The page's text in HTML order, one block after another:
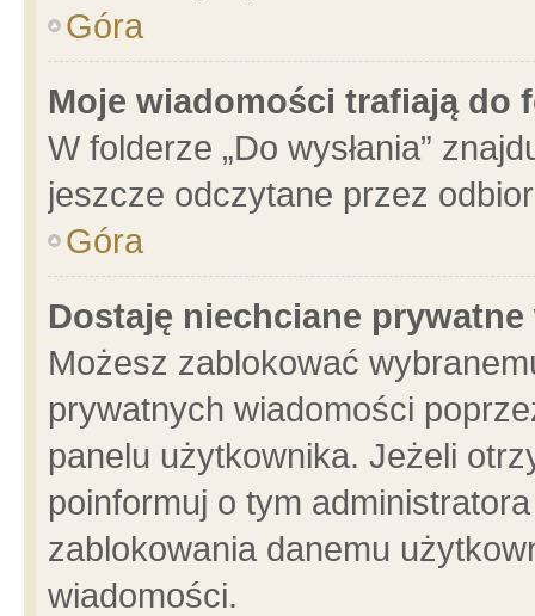
Góra
Moje wiadomości trafiają do
W folderze „Do wysłania”
jeszcze odczytane przez
Góra
Dostaję niechciane
Możesz zablokować
prywatnych wiadomości
panelu użytkownika. Jeżeli
poinformuj o tym
zablokowania danemu
wiadomości.